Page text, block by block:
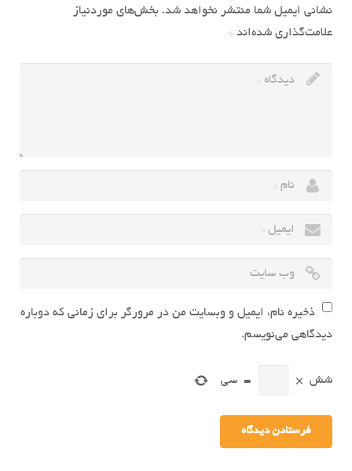
نشانی ایمیل شما منتشر نخواهد شد. بخش‌های موردنیاز
علامت‌گذاری شده‌اند *
ذخیره نام، ایمیل و وبسایت من در مرورگر برای زمانی که دوباره
دیدگاهی می‌نویسم.
شش ×
= سی